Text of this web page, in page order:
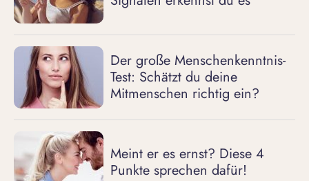
Der große Menschenkenntnis-
Test: Schätzt du deine
Mitmenschen richtig ein?
Meint er es ernst? Diese 4
Punkte sprechen dafür!